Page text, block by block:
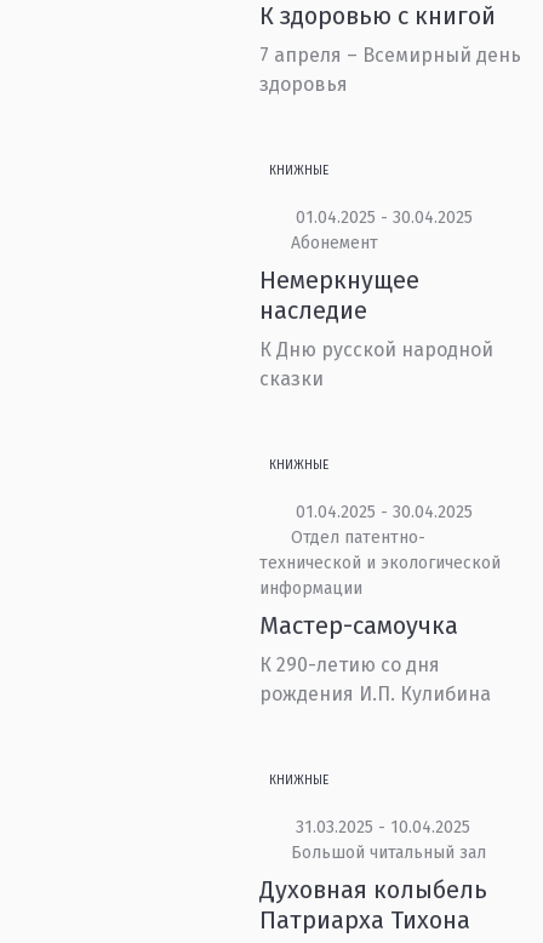
К здоровью с книгой
7 апреля – Всемирный день
здоровья
КНИЖНЫЕ
01.04.2025 - 30.04.2025
Абонемент
Немеркнущее
наследие
К Дню русской народной
сказки
КНИЖНЫЕ
01.04.2025 - 30.04.2025
Отдел патентно-
технической и экологической
информации
Мастер-самоучка
К 290-летию со дня
рождения И.П. Кулибина
КНИЖНЫЕ
31.03.2025 - 10.04.2025
Большой читальный зал
Духовная колыбель
Патриарха Тихона